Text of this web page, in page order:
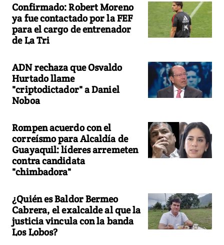
Confirmado: Robert Moreno
ya fue contactado por la FEF
para el cargo de entrenador
de La Tri
ADN rechaza que Osvaldo
Hurtado llame
"criptodictador" a Daniel
Noboa
Rompen acuerdo con el
correísmo para Alcaldía de
Guayaquil: líderes arremeten
contra candidata
"chimbadora"
¿Quién es Baldor Bermeo
Cabrera, el exalcalde al que la
justicia vincula con la banda
Los Lobos?